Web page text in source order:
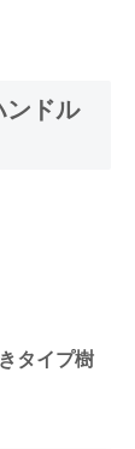
ンドル
タイプ樹